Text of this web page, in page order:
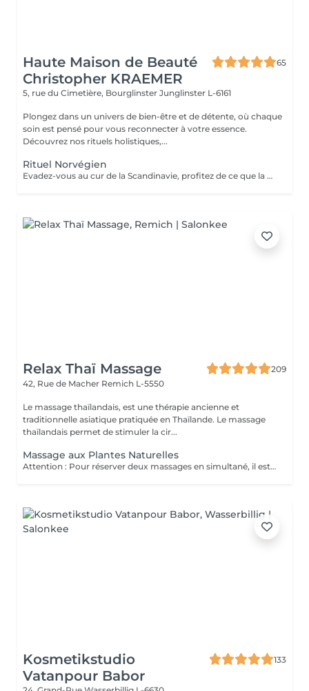
Haute Maison de Beauté
Christopher KRAEMER
65
5, rue du Cimetière, Bourglinster Junglinster L-6161
Plongez dans un univers de bien-être et de détente, où chaque
soin est pensé pour vous reconnecter à votre essence.
Découvrez nos rituels holistiques,...
Rituel Norvégien
Evadez-vous au cur de la Scandinavie, profitez de ce que la nature a, à vous offrir Une parenthèse végétale très inspirante pour déconnecter et se reconnecter Véritable moment de relaxation complète. Sauna infrarouge, Massage shiatsu, bol d'air jacquier, douche. Onction du huiles précieuses, hammam crânien et facial, bains rythmés avec méditation guidée, exercices de sophrologie, shampooing, pose de masque et massage crânien, rituel de la cascade, rinçage à l'infusion de plantes et pulvérisation d'hydrolats qui clôturent le soin. Ne comprend pas le séchage des cheveux.
Relax Thaï Massage
209
42, Rue de Macher Remich L-5550
Le massage thaïlandais, est une thérapie ancienne et
traditionnelle asiatique pratiquée en Thaïlande. Le massage
thaïlandais permet de stimuler la cir...
Massage aux Plantes Naturelles
Attention : Pour réserver deux massages en simultané, il est nécessaire de procéder à deux réservations séparées. Ajouter deux services dans une seule réservation entraînera la programmation des rendez-vous l'un après l'autre, et non en même temps. Si besoin, vous pouvez également nous contacter par téléphone au 691 603 983. Merci !
Kosmetikstudio
Vatanpour Babor
133